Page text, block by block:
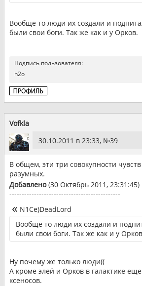
Вообще то люди их создали и
были свои боги. Так же как и у Орков.
Подпись пользователя:
h2o
Vofkla
30.10.2011 в 23:33, №39
В общем, эти три совокупности
разумных.
Добавлено(30 Октябрь 2011, 23:31:45)
---------------------------------------------
N1Ce)DeadLord
Вообще то люди их создали и
были свои боги. Так же как и у
Ну почему же только люди((
А кроме элей и Орков в галактике
ксеносов.